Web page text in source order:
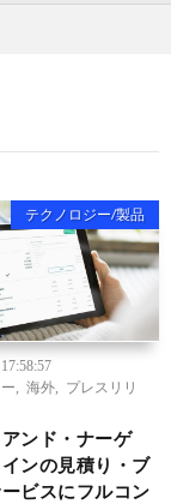
テクノロジー/製品
海外
プレスリリ
ンド・ナーゲ
ンの見積り・ブ
ビスにフルコン